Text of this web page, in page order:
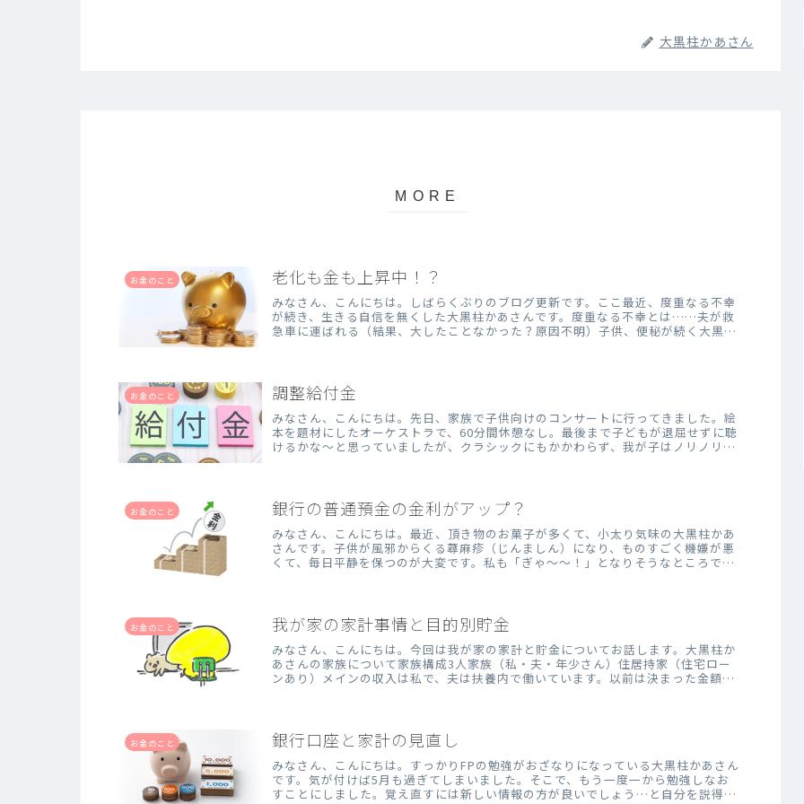
大黒柱かあさん
お金のこと 老化も金も上昇中！？
みなさん、こんにちは。しばらくぶりのブログ更新です。ここ最近、度重なる不幸
が続き、生きる自信を無くした大黒柱かあさんです。度重なる不幸とは……夫が救
急車に運ばれる（結果、大したことなかった？原因不明）子供、便秘が続く大黒柱
お金のこと 調整給付金
みなさん、こんにちは。先日、家族で子供向けのコンサートに行ってきました。絵
本を題材にしたオーケストラで、60分間休憩なし。最後まで子どもが退屈せずに聴
けるかな～と思っていましたが、クラシックにもかかわらず、我が子はノリノリ
お金のこと 銀行の普通預金の金利がアップ？
みなさん、こんにちは。最近、頂き物のお菓子が多くて、小太り気味の大黒柱かあ
さんです。子供が風邪からくる蕁麻疹（じんましん）になり、ものすごく機嫌が悪
くて、毎日平静を保つのが大変です。私も「ぎゃ～～！」となりそうなところです
お金のこと 我が家の家計事情と目的別貯金
みなさん、こんにちは。今回は我が家の家計と貯金についてお話します。大黒柱か
あさんの家族について家族構成3人家族（私・夫・年少さん）住居持家（住宅ロー
ンあり）メインの収入は私で、夫は扶養内で働いています。以前は決まった金額を
お金のこと 銀行口座と家計の見直し
みなさん、こんにちは。すっかりFPの勉強がおざなりになっている大黒柱かあさん
です。気が付けば5月も過ぎてしまいました。そこで、もう一度一から勉強しなお
すことにしました。覚え直すには新しい情報の方が良いでしょう…と自分を説得し